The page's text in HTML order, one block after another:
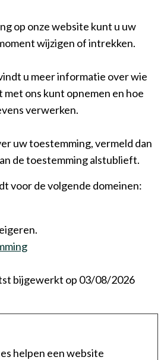
op onze website kunt u uw
wijzigen of intrekken.
u meer informatie over wie
met ons kunt opnemen en hoe
verwerken.
uw toestemming, vermeld dan
de toestemming alstublieft.
voor de volgende domeinen:
bijgewerkt op 03/08/2026
helpen een website